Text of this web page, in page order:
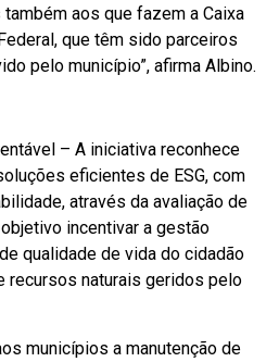
aos que fazem a Caixa
que têm sido parceiros
pelo município”, afirma Albino.
– A iniciativa reconhece
eficientes de ESG, com
através da avaliação de
incentivar a gestão
qualidade de vida do cidadão
recursos naturais geridos pelo
municípios a manutenção de